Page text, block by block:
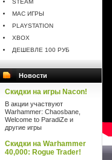
STEAM
MAC ИГРЫ
PLAYSTATION
XBOX
ДЕШЕВЛЕ 100 РУБ
Новости
Скидки на игры Nacon!
В акции участвуют
Warhammer: Chaosbane,
Welcome to ParadiZe и
другие игры
Скидки на Warhammer
40,000: Rogue Trader!